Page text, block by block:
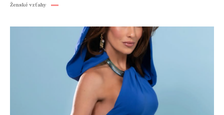
Ženské vzťahy